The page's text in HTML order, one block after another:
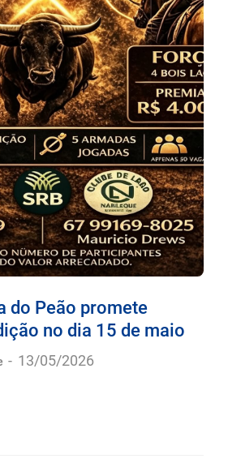
do Peão promete
no dia 15 de maio
- 13/05/2026